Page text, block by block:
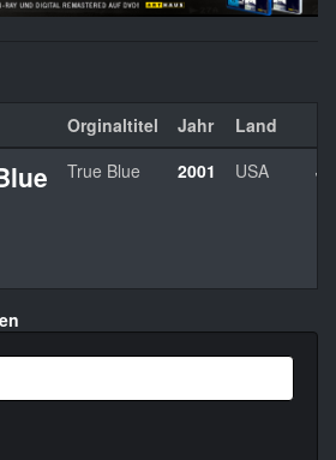
Orginaltitel Jahr Land
True Blue 2001 USA